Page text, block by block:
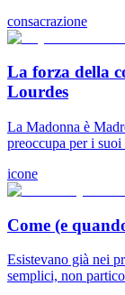
consacrazione
La forza della
Lourdes
La Madonna è
preoccupa per i
icone
Come (e
Esistevano già nei
semplici, non